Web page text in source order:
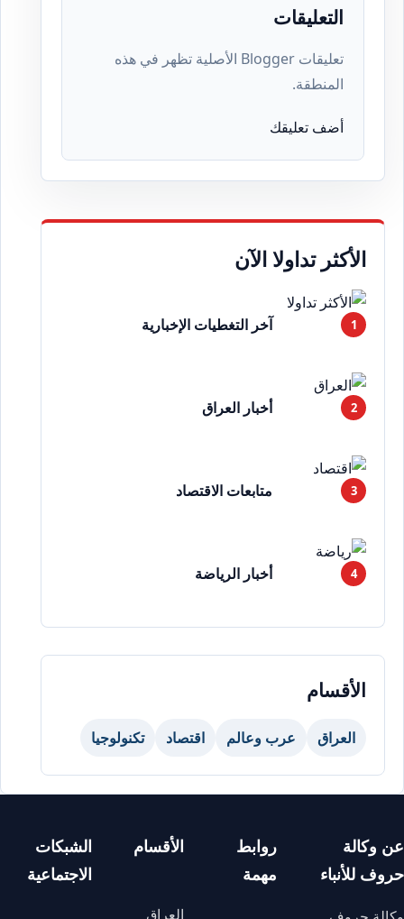
التعليقات
تعليقات Blogger الأصلية تظهر في هذه
المنطقة.
أضف تعليقك
الأكثر تداولا الآن
آخر التغطيات الإخبارية
أخبار العراق
متابعات الاقتصاد
أخبار الرياضة
الأقسام
العراق عرب وعالم اقتصاد تكنولوجيا
عن وكالة
حروف للأنباء
روابط
مهمة
الأقسام
العراق
الشبكات
الاجتماعية